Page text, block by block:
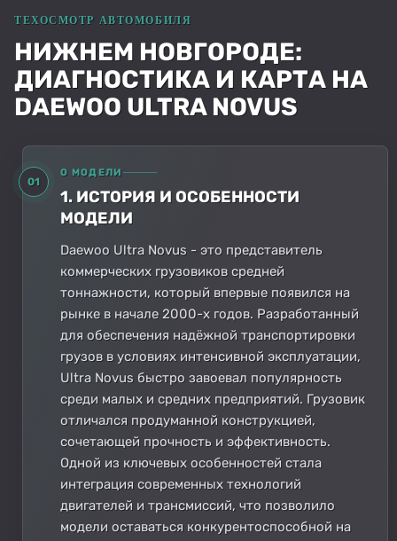
НИЖНЕМ НОВГОРОДЕ:
ДИАГНОСТИКА И КАРТА НА
DAEWOO ULTRA NOVUS
01
О МОДЕЛИ
1. ИСТОРИЯ И ОСОБЕННОСТИ
МОДЕЛИ
Daewoo Ultra Novus - это представитель
коммерческих грузовиков средней
тоннажности, который впервые появился на
рынке в начале 2000-х годов. Разработанный
для обеспечения надёжной транспортировки
грузов в условиях интенсивной эксплуатации,
Ultra Novus быстро завоевал популярность
среди малых и средних предприятий. Грузовик
отличался продуманной конструкцией,
сочетающей прочность и эффективность.
Одной из ключевых особенностей стала
интеграция современных технологий
двигателей и трансмиссий, что позволило
модели оставаться конкурентоспособной на